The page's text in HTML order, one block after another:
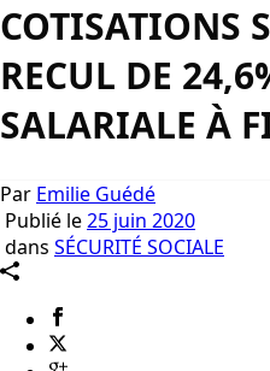
COTISATIONS
RECUL DE
SALARIALE À
Par Emilie Guédé
Publié le25 juin 2020
dans SÉCURITÉ SOCIALE